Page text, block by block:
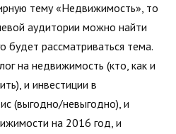
тему «Недвижимость», то
аудитории можно найти
будет рассматриваться тема.
на недвижимость (кто, как и
и инвестиции в
(выгодно/невыгодно), и
на 2016 год, и